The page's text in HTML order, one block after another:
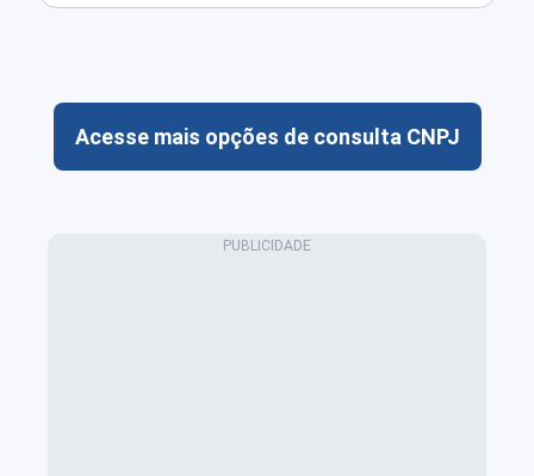
Acesse mais opções de consulta CNPJ